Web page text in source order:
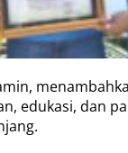
edukasi, dan